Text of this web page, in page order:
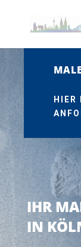
HIER
IHR
IN